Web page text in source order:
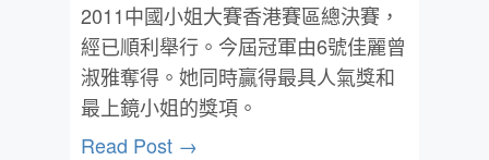
2011中國小姐大賽香港賽區總決賽，
經已順利舉行。今屆冠軍由6號佳麗曾
淑雅奪得。她同時贏得最具人氣獎和
最上鏡小姐的獎項。
Read Post →